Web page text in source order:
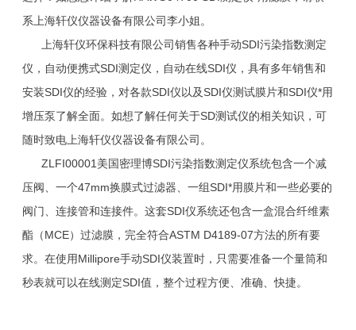
系上海轩仪仪器设备有限公司李小姐。
上海轩仪环保科技有限公司销售各种手动SDI污染指数测定
仪，自动便携式SDI测定仪，自动在线SDI仪，具有多年销售和
安装SDI仪的经验，对各款SDI仪以及SDI仪测试膜片和SDI仪*用
增压泵了解全面。如想了解任何关于SD测试仪的相关知识，可
随时致电上海轩仪仪器设备有限公司。
ZLFI00001美国密理博SDI污染指数测定仪系统包含一个减
压阀、一个47mm换膜式过滤器、一组SDI*用膜片和一些必要的
阀门、连接管和连接件。这套SDI仪系统还包含一盒混合纤维素
酯（MCE）过滤膜，完全符合ASTM D4189-07方法的所有要
求。在使用Millipore手动SDI仪装置时，只需要准备一个量筒和
秒表就可以在线测定SDI值，整个过程方便、准确、快捷。